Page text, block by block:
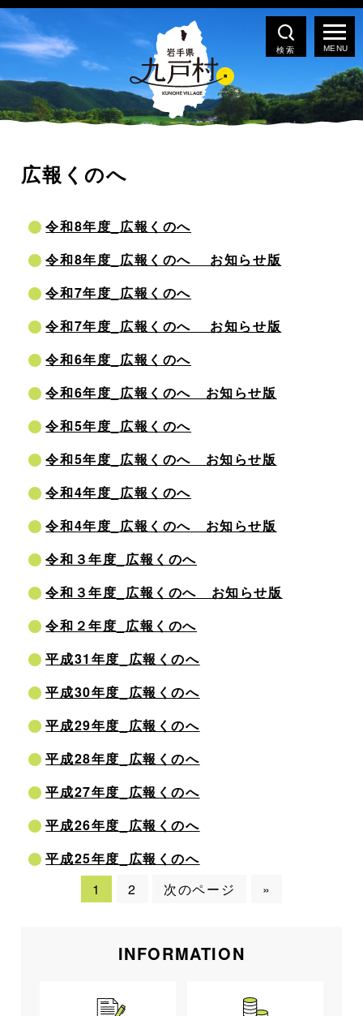
検索
広報くのへ
令和8年度_広報くのへ
令和8年度_広報くのへ お知らせ版
令和7年度_広報くのへ
令和7年度_広報くのへ お知らせ版
令和6年度_広報くのへ
令和6年度_広報くのへ お知らせ版
令和5年度_広報くのへ
令和5年度_広報くのへ お知らせ版
令和4年度_広報くのへ
令和4年度_広報くのへ お知らせ版
令和３年度_広報くのへ
令和３年度_広報くのへ お知らせ版
令和２年度_広報くのへ
平成31年度_広報くのへ
平成30年度_広報くのへ
平成29年度_広報くのへ
平成28年度_広報くのへ
平成27年度_広報くのへ
平成26年度_広報くのへ
平成25年度_広報くのへ
1
2 次のページ »
INFORMATION